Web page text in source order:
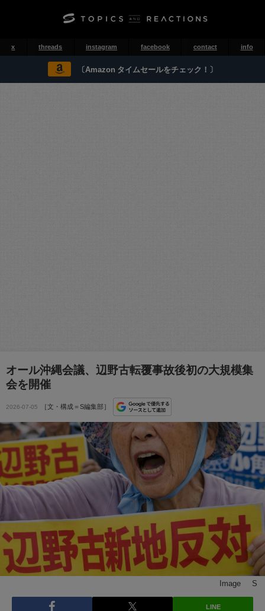
x threads instagram facebook contact info
〔Amazon タイムセールをチェック！〕
オール沖縄会議、辺野古転覆事故後初の大規模集
会を開催
2026-07-05 ［文・構成＝S編集部］
Image © S
LINE